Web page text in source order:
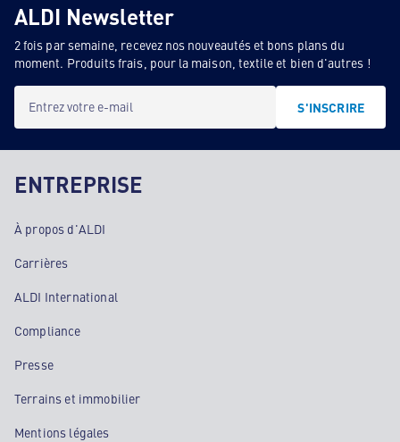
ALDI Newsletter
2 fois par semaine, recevez nos nouveautés et bons plans du
moment. Produits frais, pour la maison, textile et bien d'autres !
Entrez votre e-mail S'INSCRIRE
ENTREPRISE
À propos d'ALDI
Carrières
ALDI International
Compliance
Presse
Terrains et immobilier
Mentions légales